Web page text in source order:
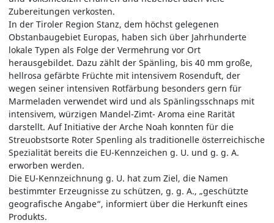
Zubereitungen verkosten.
In der Tiroler Region Stanz, dem höchst gelegenen
Obstanbaugebiet Europas, haben sich über Jahrhunderte
lokale Typen als Folge der Vermehrung vor Ort
herausgebildet. Dazu zählt der Spänling, bis 40 mm große,
hellrosa gefärbte Früchte mit intensivem Rosenduft, der
wegen seiner intensiven Rotfärbung besonders gern für
Marmeladen verwendet wird und als Spänlingsschnaps mit
intensivem, würzigen Mandel-Zimt- Aroma eine Rarität
darstellt. Auf Initiative der Arche Noah konnten für die
Streuobstsorte Roter Spenling als traditionelle österreichische
Spezialität bereits die EU-Kennzeichen g. U. und g. g. A.
erworben werden.
Die EU-Kennzeichnung g. U. hat zum Ziel, die Namen
bestimmter Erzeugnisse zu schützen, g. g. A., „geschützte
geografische Angabe“, informiert über die Herkunft eines
Produkts.